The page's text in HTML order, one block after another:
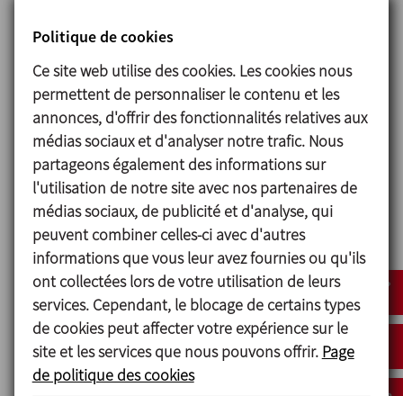
• Mettre en marche la contre-rotation aux t/min
central).
• Mettre en marche l’émulsionneuse à la vitesse
maximale.
• Effectuer le transfert du produit fondu dans la
cuve de fusion (P1) de façon contrôlée, en adaptant
le débit au type de mélange.Le transfert peut être
effectué sous vide ou avec une pompe de transfert.
• Une fois le transfert terminé, maintenir toute
l’agitation en marche pendant au moins 10
minutes. Une fois ce délai
écoulé, arrêter l’émulsionneuse.
• Commencer à refroidir la cuve de Fabrication avec
de l’eau du réseau de distribution, jusqu’à atteindre
50 ºC.
Politique de cookies
Ce site web utilise des cookies. Les cookies nous
permettent de personnaliser le contenu et les
annonces, d'offrir des fonctionnalités relatives aux
médias sociaux et d'analyser notre trafic. Nous
partageons également des informations sur
l'utilisation de notre site avec nos partenaires de
médias sociaux, de publicité et d'analyse, qui
peuvent combiner celles-ci avec d'autres
informations que vous leur avez fournies ou qu'ils
ont collectées lors de votre utilisation de leurs
services. Cependant, le blocage de certains types
de cookies peut affecter votre expérience sur le
site et les services que nous pouvons offrir. Page
de politique des cookies